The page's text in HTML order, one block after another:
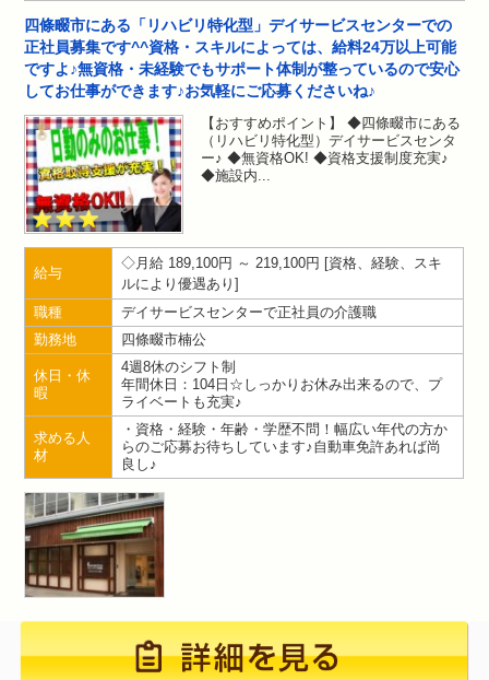
四條畷市にある「リハビリ特化型」デイサービスセンターでの
正社員募集です^^資格・スキルによっては、給料24万以上可能
ですよ♪無資格・未経験でもサポート体制が整っているので安心
してお仕事ができます♪お気軽にご応募くださいね♪
【おすすめポイント】 ◆四條畷市にある
（リハビリ特化型）デイサービスセンタ
ー♪ ◆無資格OK! ◆資格支援制度充実♪
◆施設内
給与
月給 189,100円 ～ 219,100円
資格、経験、スキ
ルにより優遇あり
職種
デイサービスセンターで正社員の介護職
勤務地
四條畷市楠公
休日・休
暇
4週8休のシフト制
年間休日：104日☆しっかりお休み出来るので、プ
ライベートも充実♪
求める人
材
・資格・経験・年齢・学歴不問！幅広い年代の方か
らのご応募お待ちしています♪自動車免許あれば尚
良し♪